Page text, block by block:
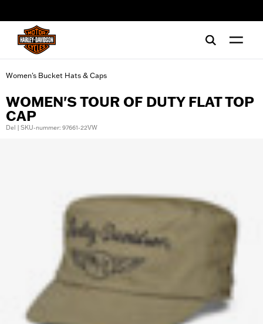
Women's Bucket Hats & Caps
WOMEN'S TOUR OF DUTY FLAT TOP
CAP
Del | SKU-nummer: 97661-22VW